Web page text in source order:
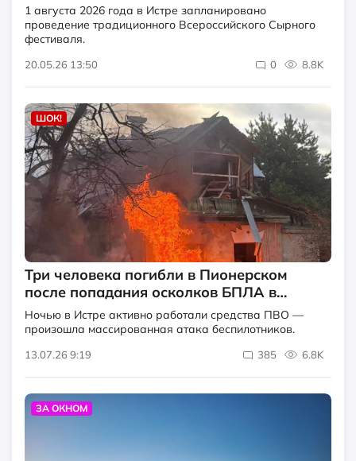
1 августа 2026 года в Истре запланировано
проведение традиционного Всероссийского Сырного
фестиваля.
20.05.26 13:50 0 8.8K
ШОК!
Три человека погибли в Пионерском
после попадания осколков БПЛА в
частный дом
Ночью в Истре активно работали средства ПВО —
произошла массированная атака беспилотников.
13.07.26 9:19 385 6.8K
ЗА ОКНОМ